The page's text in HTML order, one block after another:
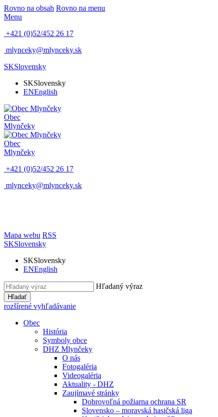
Rovno na obsah Rovno na menu
Menu
+421 (0)52/452 26 17
mlynceky@mlynceky.sk
SKSlovensky
SKSlovensky
ENEnglish
Obec
Mlynčeky
Obec
Mlynčeky
+421 (0)52/452 26 17
mlynceky@mlynceky.sk
Mapa webu RSS
SKSlovensky
SKSlovensky
ENEnglish
Hľadaný výraz
Hľadať
rozšírené vyhľadávanie
Obec
História
Symboly obce
DHZ Mlynčeky
O nás
Fotogaléria
Videogaléria
Aktuality - DHZ
Zaujímavé stránky
Dobrovoľná požiarna ochrana SR
Slovensko – moravská hasičská liga